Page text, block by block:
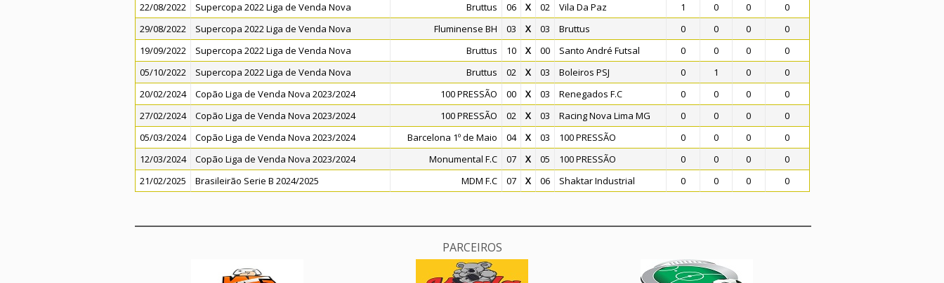
22/08/2022
Supercopa 2022 Liga de Venda Nova Bruttus 06 X 02 Vila Da Paz 1 0 0
0
29/08/2022
Supercopa 2022 Liga de Venda Nova Fluminense BH 03 X 03 Bruttus 0 0 0
0
19/09/2022
Supercopa 2022 Liga de Venda Nova Bruttus 10 X 00 Santo André Futsal 0 0 0
0
05/10/2022
Supercopa 2022 Liga de Venda Nova Bruttus 02 X 03 Boleiros PSJ 0 1 0
0
20/02/2024
Copão Liga de Venda Nova 2023/2024 100 PRESSÃO 00 X 03 Renegados F.C 0 0 0
0
27/02/2024
Copão Liga de Venda Nova 2023/2024 100 PRESSÃO 02 X 03 Racing Nova Lima MG 0 0 0
0
05/03/2024
Copão Liga de Venda Nova 2023/2024 Barcelona 1º de Maio 04 X 03 100 PRESSÃO 0 0 0
0
12/03/2024
Copão Liga de Venda Nova 2023/2024 Monumental F.C 07 X 05 100 PRESSÃO 0 0 0
0
21/02/2025
Brasileirão Serie B 2024/2025 MDM F.C 07 X 06 Shaktar Industrial 0 0 0 0
PARCEIROS